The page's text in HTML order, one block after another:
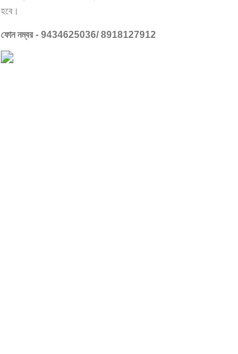
হবে।
ফোন নম্বর- 9434625036/ 8918127912